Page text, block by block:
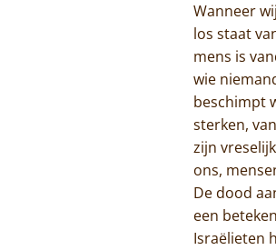
Wanneer
los staat
mens is
wie
beschimpt
sterken,
zijn
ons,
De dood
een
Israëlieten